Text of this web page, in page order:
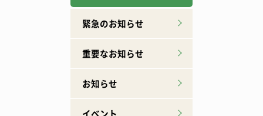
緊急のお知らせ
重要なお知らせ
お知らせ
イベント